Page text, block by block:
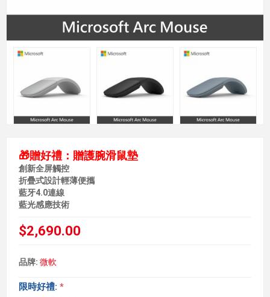
🎁贈好禮：贈護腕滑鼠墊
創新全屏觸控
折疊式設計輕薄便攜
藍牙4.0連線
藍光感應技術
$2,690.00
品牌: 微軟
限時好禮: *